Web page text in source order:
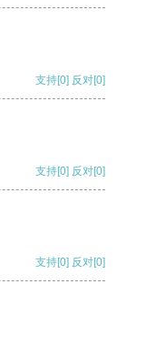
支持[0] 反对[0]
支持[0] 反对[0]
支持[0] 反对[0]